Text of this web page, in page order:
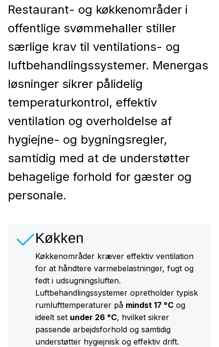
Restaurant- og køkkenområder i
offentlige svømmehaller stiller
særlige krav til ventilations- og
luftbehandlingssystemer. Menergas
løsninger sikrer pålidelig
temperaturkontrol, effektiv
ventilation og overholdelse af
hygiejne- og bygningsregler,
samtidig med at de understøtter
behagelige forhold for gæster og
personale.
Køkken
Køkkenområder kræver effektiv ventilation
for at håndtere varmebelastninger, fugt og
fedt i udsugningsluften.
Luftbehandlingssystemer opretholder typisk
rumlufttemperaturer på mindst 17 °C og
ideelt set under 26 °C, hvilket sikrer
passende arbejdsforhold og samtidig
understøtter hygiejnisk og effektiv drift.